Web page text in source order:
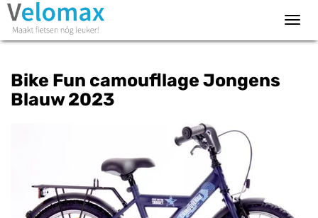
Bike Fun camoufllage Jongens
Blauw 2023